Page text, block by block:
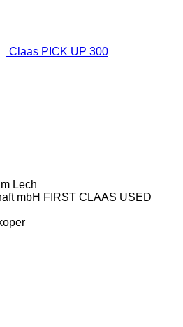
Claas PICK UP 300
Lech
mbH FIRST CLAAS USED